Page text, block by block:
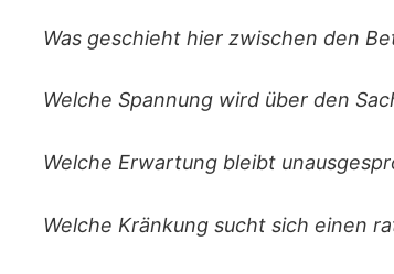
Was geschieht hier zwischen den
Welche Spannung wird über den
Welche Erwartung bleibt
Welche Kränkung sucht sich einen